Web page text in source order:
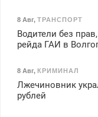
8 Авг, ТРАНСПОРТ
Водители без
рейда ГАИ в
8 Авг, КРИМИНАЛ
Лжечиновник
рублей